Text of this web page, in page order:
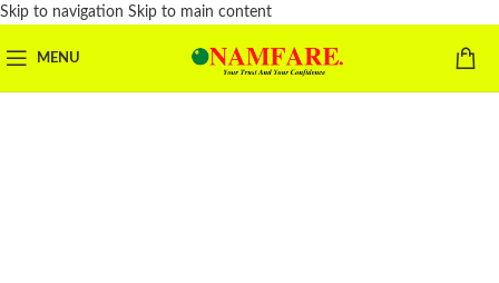
Skip to navigation Skip to main content
MENU